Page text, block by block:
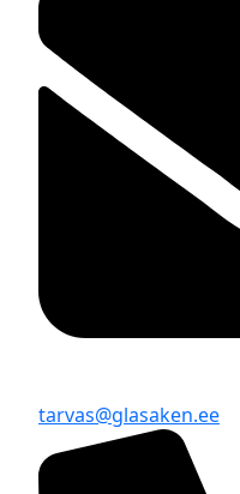
tarvas@glasaken.ee